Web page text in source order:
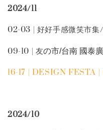
2024/11
02-03 | 好好手感微笑市集
09-10 | 友の市/台南 國泰
16-17 | DESIGN FESTA |
2024/10